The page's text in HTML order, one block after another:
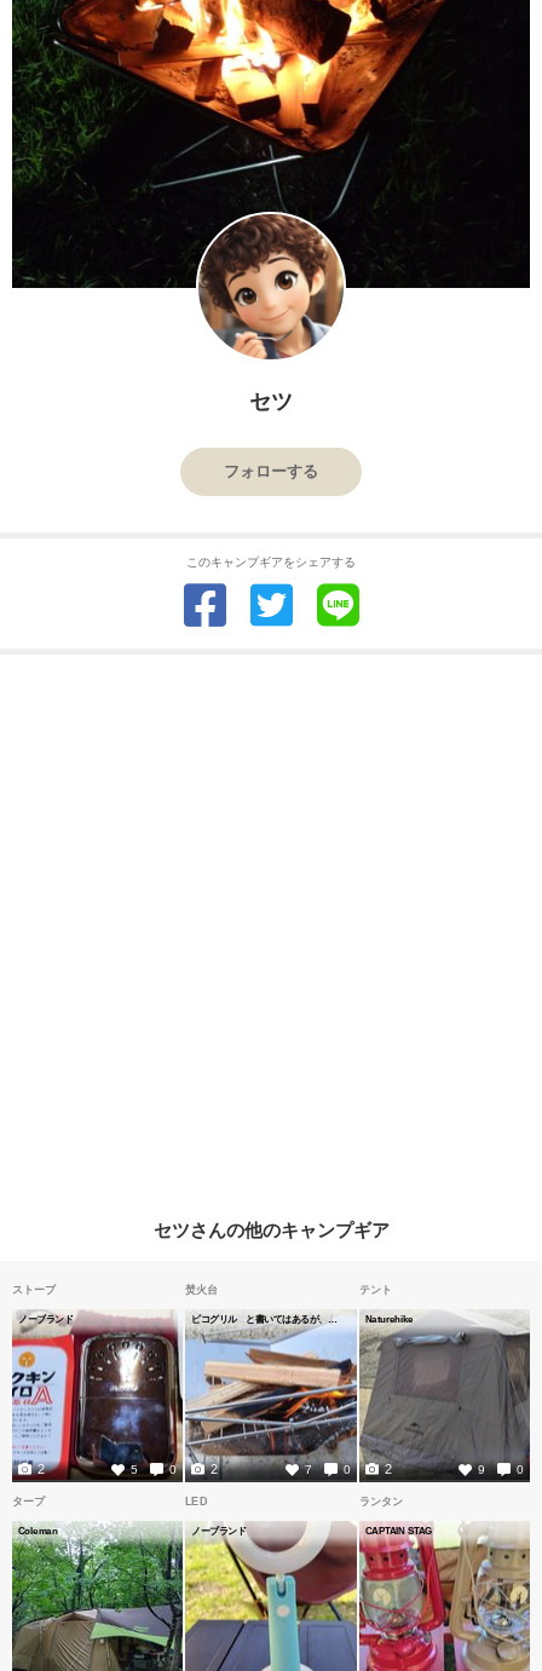
セツ
フォローする
このキャンプギアをシェアする
セツさんの他のキャンプギア
ストーブ
ノーブランド
5 0
2
焚火台
ピコグリル と書いてはあるが、いただいたのでよくわからない
7 0
2
テント
Naturehike
9 0
2
タープ
Coleman
LED
ノーブランド
ランタン
CAPTAIN STAG